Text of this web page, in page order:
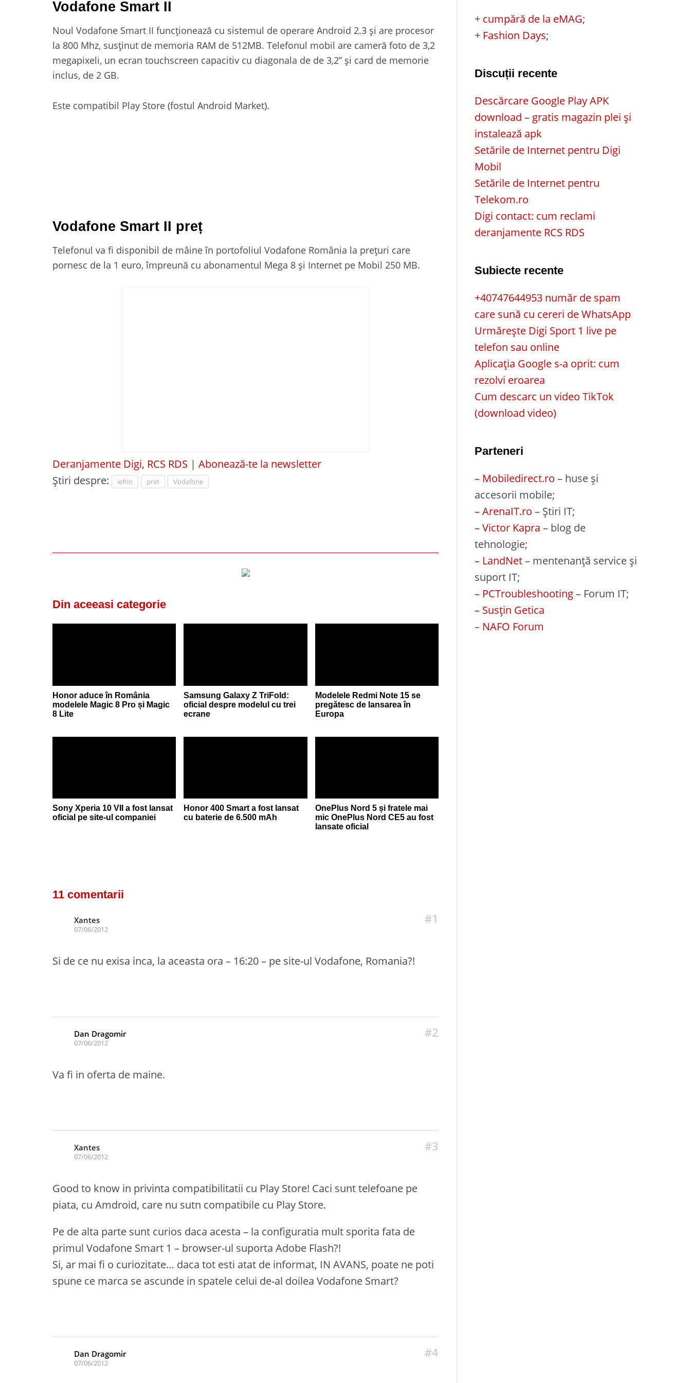
Vodafone Smart II
Noul Vodafone Smart II funcționează cu sistemul de operare Android 2.3 și are procesor
la 800 Mhz, susținut de memoria RAM de 512MB. Telefonul mobil are cameră foto de 3,2
megapixeli, un ecran touchscreen capacitiv cu diagonala de de 3,2” și card de memorie
inclus, de 2 GB.
Este compatibil Play Store (fostul Android Market).
Vodafone Smart II preț
Telefonul va fi disponibil de mâine în portofoliul Vodafone România la prețuri care
pornesc de la 1 euro, împreună cu abonamentul Mega 8 și Internet pe Mobil 250 MB.
Deranjamente Digi, RCS RDS | Abonează-te la newsletter
Știri despre:
ieftin pret Vodafone
Din aceeasi categorie
Honor aduce în România
modelele Magic 8 Pro și Magic
8 Lite
Samsung Galaxy Z TriFold:
oficial despre modelul cu trei
ecrane
Modelele Redmi Note 15 se
pregătesc de lansarea în
Europa
Sony Xperia 10 VII a fost lansat
oficial pe site-ul companiei
Honor 400 Smart a fost lansat
cu baterie de 6.500 mAh
OnePlus Nord 5 și fratele mai
mic OnePlus Nord CE5 au fost
lansate oficial
11 comentarii
#1
Xantes
07/06/2012
Si de ce nu exisa inca, la aceasta ora – 16:20 – pe site-ul Vodafone, Romania?!
#2
Dan Dragomir
07/06/2012
Va fi in oferta de maine.
#3
Xantes
07/06/2012
Good to know in privinta compatibilitatii cu Play Store! Caci sunt telefoane pe
piata, cu Amdroid, care nu sutn compatibile cu Play Store.
Pe de alta parte sunt curios daca acesta – la configuratia mult sporita fata de
primul Vodafone Smart 1 – browser-ul suporta Adobe Flash?!
Si, ar mai fi o curiozitate… daca tot esti atat de informat, IN AVANS, poate ne poti
spune ce marca se ascunde in spatele celui de-al doilea Vodafone Smart?
#4
Dan Dragomir
07/06/2012
+ cumpără de la eMAG;
+ Fashion Days;
Discuții recente
Descărcare Google Play APK
download – gratis magazin plei și
instalează apk
Setările de Internet pentru Digi
Mobil
Setările de Internet pentru
Telekom.ro
Digi contact: cum reclami
deranjamente RCS RDS
Subiecte recente
+40747644953 număr de spam
care sună cu cereri de WhatsApp
Urmărește Digi Sport 1 live pe
telefon sau online
Aplicația Google s-a oprit: cum
rezolvi eroarea
Cum descarc un video TikTok
(download video)
Parteneri
– Mobiledirect.ro – huse și
accesorii mobile;
– ArenaIT.ro – Știri IT;
– Victor Kapra – blog de
tehnologie;
– LandNet– mentenanță service și
suport IT;
– PCTroubleshooting– Forum IT;
– Susțin Getica
– NAFO Forum